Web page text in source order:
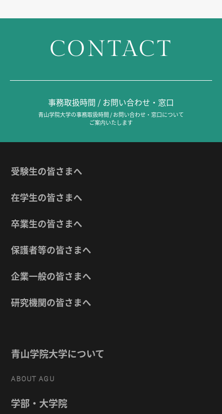
CONTACT
事務取扱時間 / お問い合わせ・窓口
青山学院大学の事務取扱時間 / お問い合わせ・窓口について
ご案内いたします
受験生の皆さまへ
在学生の皆さまへ
卒業生の皆さまへ
保護者等の皆さまへ
企業一般の皆さまへ
研究機関の皆さまへ
青山学院大学について
ABOUT AGU
学部・大学院